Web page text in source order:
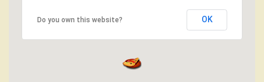
Do you own this website? OK